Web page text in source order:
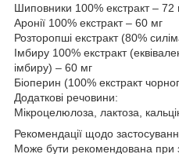
Шиповники 100% екстракт – 72
Аронії 100% екстракт – 60 мг
Розторопші екстракт (80%
Імбиру 100% екстракт
імбиру) – 60 мг
Біоперин (100% екстракт
Додаткові речовини:
Мікроцелюлоза, лактоза,
Рекомендації щодо
Може бути рекомендована при